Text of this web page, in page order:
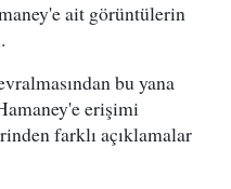
ait görüntülerin
bu yana
erişimi
farklı açıklamalar